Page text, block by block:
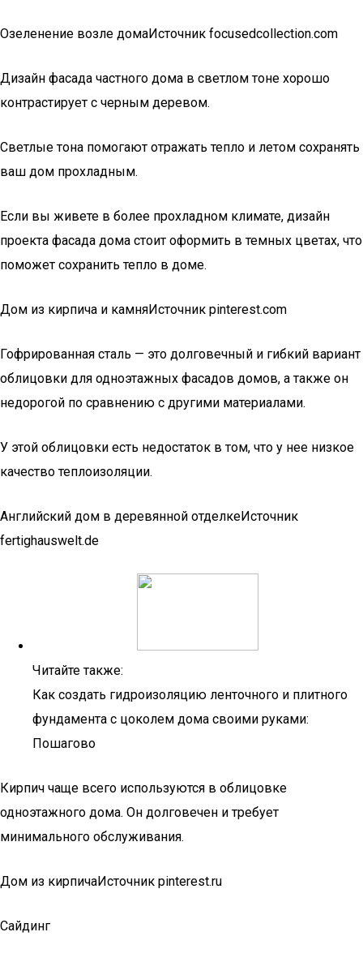
Озеленение возле домаИсточник focusedcollection.com
Дизайн фасада частного дома в светлом тоне хорошо
контрастирует с черным деревом.
Светлые тона помогают отражать тепло и летом сохранять
ваш дом прохладным.
Если вы живете в более прохладном климате, дизайн
проекта фасада дома стоит оформить в темных цветах, что
поможет сохранить тепло в доме.
Дом из кирпича и камняИсточник pinterest.com
Гофрированная сталь — это долговечный и гибкий вариант
облицовки для одноэтажных фасадов домов, а также он
недорогой по сравнению с другими материалами.
У этой облицовки есть недостаток в том, что у нее низкое
качество теплоизоляции.
Английский дом в деревянной отделкеИсточник
fertighauswelt.de
Читайте также:
Как создать гидроизоляцию ленточного и плитного
фундамента с цоколем дома своими руками:
Пошагово
Кирпич чаще всего используются в облицовке
одноэтажного дома. Он долговечен и требует
минимального обслуживания.
Дом из кирпичаИсточник pinterest.ru
Сайдинг